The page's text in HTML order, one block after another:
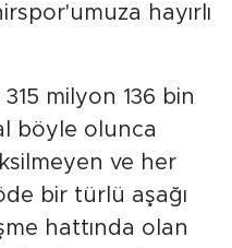
hayırlı
milyon 136 bin
böyle olunca
ve her
bir türlü aşağı
hattında olan